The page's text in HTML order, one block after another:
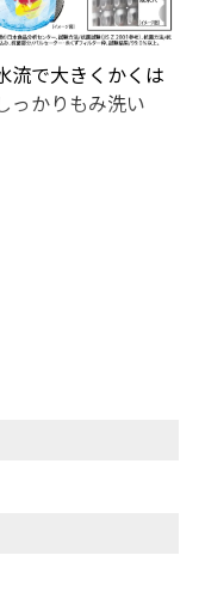
流で大きくかくは
っかりもみ洗い